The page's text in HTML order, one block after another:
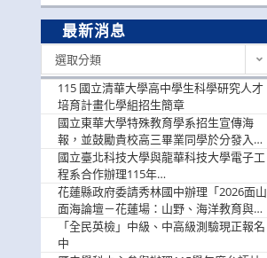
最新消息
選取分類
115 國立清華大學高中學生科學研究人才
培育計畫化學組招生簡章
國立東華大學特殊教育學系招生宣傳海
報，並鼓勵貴校高三畢業同學於分發入學
階段踴躍選填。
國立臺北科技大學與龍華科技大學電子工
程系合作辦理115年
「115.08.10~08.12「AI賦能應用於智慧半
導體研習營」，歡迎學生踴躍報名參加
花蓮縣政府委請秀林國中辦理「2026面山
面海論壇－花蓮場：山野、海洋教育與戶
外安全實務課程」，歡迎踴躍報名參加
「全民英檢」中級、中高級測驗現正報名
中